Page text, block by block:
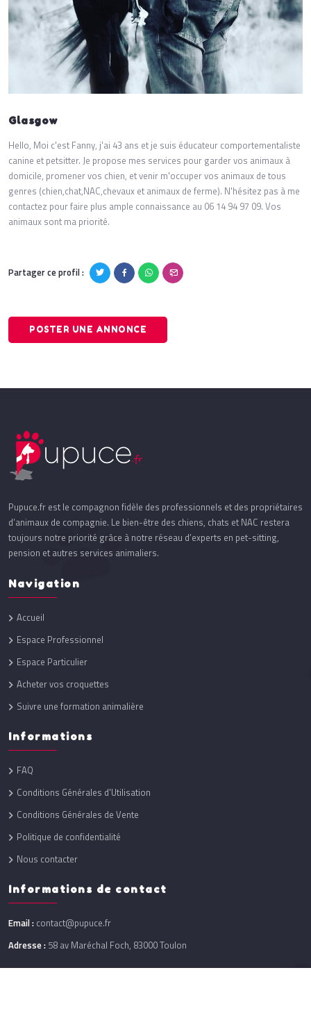
Glasgow
Hello, Moi c'est Fanny, j'ai 43 ans et je suis éducateur comportementaliste
canine et petsitter. Je propose mes services pour garder vos animaux à
domicile, promener vos chien, et venir m'occuper vos animaux de tous
genres (chien,chat,NAC,chevaux et animaux de ferme). N'hésitez pas à me
contactez pour faire plus ample connaissance au 06 14 94 97 09. Vos
animaux sont ma priorité.
Partager ce profil :
POSTER UNE ANNONCE
Pupuce.fr est le compagnon fidèle des professionnels et des propriétaires
d’animaux de compagnie. Le bien-être des chiens, chats et NAC restera
toujours notre priorité grâce à notre réseau d’experts en pet-sitting,
pension et autres services animaliers.
Navigation
Accueil
Espace Professionnel
Espace Particulier
Acheter vos croquettes
Suivre une formation animalière
Informations
FAQ
Conditions Générales d'Utilisation
Conditions Générales de Vente
Politique de confidentialité
Nous contacter
Informations de contact
Email : contact@pupuce.fr
Adresse : 58 av Maréchal Foch, 83000 Toulon